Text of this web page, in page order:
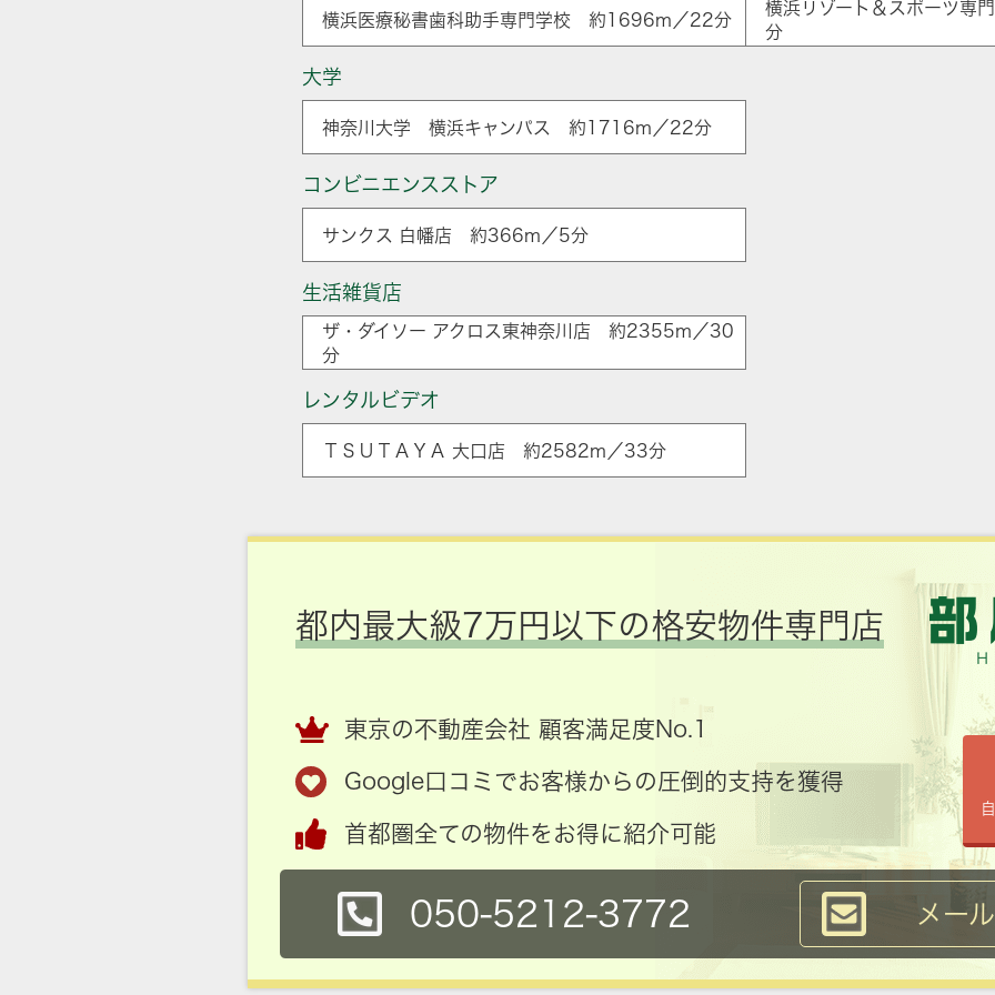
横浜医療秘書歯科助手専門学校 約1696m／22分
横浜リゾート＆スポーツ
分
大学
神奈川大学 横浜キャンパス 約1716m／22分
コンビニエンスストア
サンクス 白幡店 約366m／5分
生活雑貨店
ザ・ダイソー アクロス東神奈川店 約2355m／30
分
レンタルビデオ
ＴＳＵＴＡＹＡ 大口店 約2582m／33分
都内最大級7万円以下の格安物件専門店
東京の不動産会社 顧客満足度No.1
Google口コミでお客様からの圧倒的支持を獲得
首都圏全ての物件をお得に紹介可能
050-5212-3772 メー